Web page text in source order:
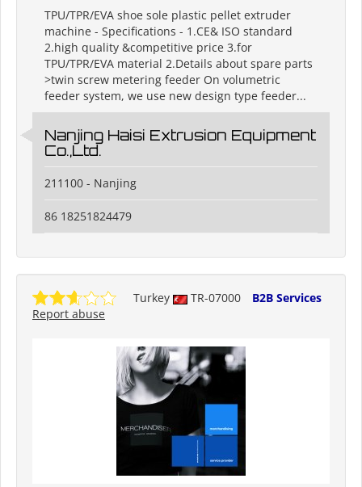
TPU/TPR/EVA shoe sole plastic pellet extruder
machine - Specifications - 1.CE& ISO standard
2.high quality &competitive price 3.for
TPU/TPR/EVA material 2.Details about spare parts
>twin screw metering feeder On volumetric
feeder system, we use new design type feeder...
Nanjing Haisi Extrusion Equipment
Co.,Ltd.
211100 - Nanjing
86 18251824479
Turkey TR-07000
B2B Services
Report abuse